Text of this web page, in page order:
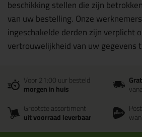
beschikking stellen die zijn
van uw bestelling. Onze
ingeschakelde derden zijn verplicht
vertrouwelijkheid van uw gegevens
Voor 21:00 uur besteld
morgen in huis
Grootste assortiment
uit voorraad leverbaar